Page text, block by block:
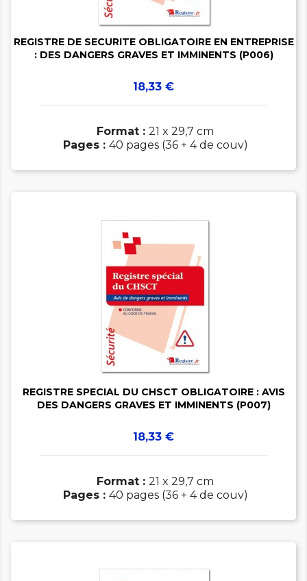

REGISTRE DE SECURITE OBLIGATOIRE EN ENTREPRISE
: DES DANGERS GRAVES ET IMMINENTS (P006)
Prix
18,33 €
Format : 21 x 29,7 cm
Pages : 40 pages (36 + 4 de couv)


REGISTRE SPECIAL DU CHSCT OBLIGATOIRE : AVIS
DES DANGERS GRAVES ET IMMINENTS (P007)
Prix
18,33 €
Format : 21 x 29,7 cm
Pages : 40 pages (36 + 4 de couv)